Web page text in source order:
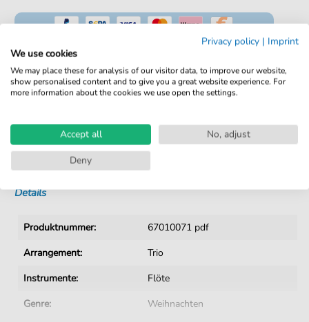
100% Legal & Lizenziert
Kein Abo. Fairer Einzelkauf.
Sofortiger Download nach Kauf
Details
Produktnummer:
67010071 pdf
Arrangement:
Trio
Instrumente:
Flöte
Genre:
Weihnachten
Privacy policy | Imprint
We use cookies
We may place these for analysis of our visitor data, to improve our website,
show personalised content and to give you a great website experience. For
more information about the cookies we use open the settings.
Accept all
No, adjust
Deny